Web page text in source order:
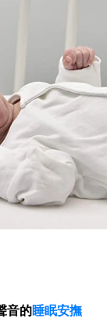
音的睡眠安撫